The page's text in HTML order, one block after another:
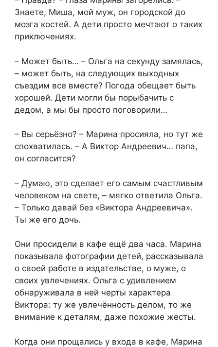
Знаете, Миша, мой муж, он городской до
мозга костей. А дети просто мечтают о таких
приключениях.
– Может быть… – Ольга на секунду замялась,
– может быть, на следующих выходных
съездим все вместе? Погода обещает быть
хорошей. Дети могли бы порыбачить с
дедом, а мы бы просто поговорили…
– Вы серьёзно? – Марина просияла, но тут же
спохватилась. – А Виктор Андреевич… папа,
он согласится?
– Думаю, это сделает его самым счастливым
человеком на свете, – мягко ответила Ольга.
– Только давай без «Виктора Андреевича».
Ты же его дочь.
Они просидели в кафе ещё два часа. Марина
показывала фотографии детей, рассказывала
о своей работе в издательстве, о муже, о
своих увлечениях. Ольга с удивлением
обнаруживала в ней черты характера
Виктора: ту же увлечённость делом, то же
внимание к деталям, даже похожие жесты.
Когда они прощались у входа в кафе, Марина